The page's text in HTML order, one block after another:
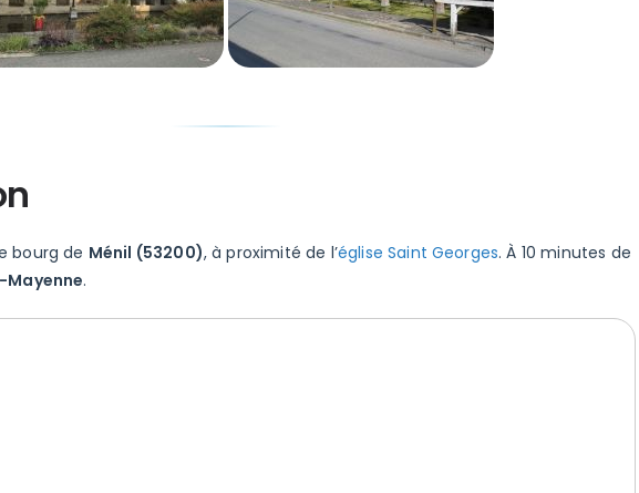
bourg de Ménil (53200), à proximité de l’église Saint Georges. À 10 minutes de
.